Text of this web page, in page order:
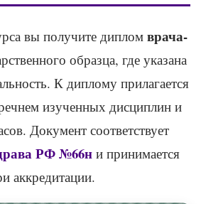
вы получите диплом врача-
образца, где указана
К диплому прилагается
изученных дисциплин и
Документ соответствует
РФ №66н и принимается
аккредитации.